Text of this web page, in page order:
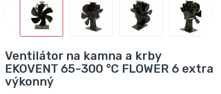
Ventilátor na kamna a krby
EKOVENT 65-300 °C FLOWER 6 extra
výkonný